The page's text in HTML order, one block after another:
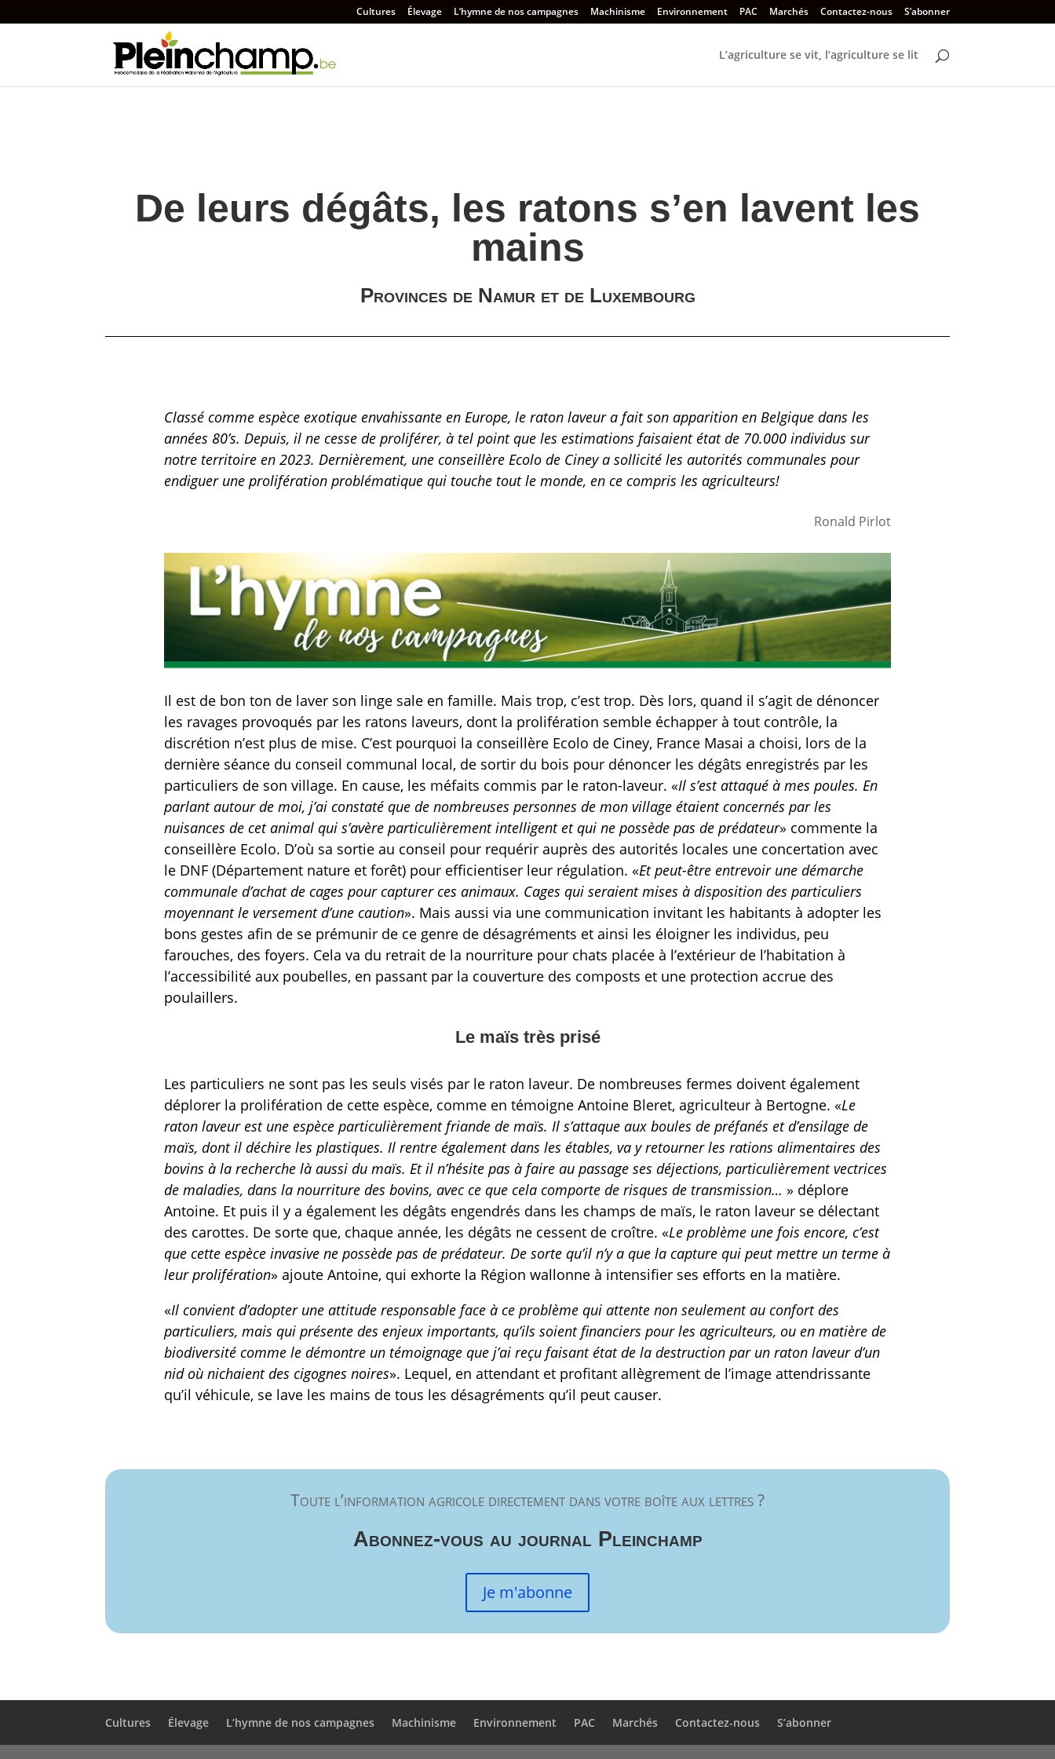
Cultures Élevage L’hymne de nos campagnes Machinisme Environnement PAC Marchés Contactez-nous S’abonner
L’agriculture se vit, l’agriculture se lit
De leurs dégâts, les ratons s’en lavent les
mains
Provinces de Namur et de Luxembourg
Classé comme espèce exotique envahissante en Europe, le raton laveur a fait son apparition en Belgique dans les
années 80’s. Depuis, il ne cesse de proliférer, à tel point que les estimations faisaient état de 70.000 individus sur
notre territoire en 2023. Dernièrement, une conseillère Ecolo de Ciney a sollicité les autorités communales pour
endiguer une prolifération problématique qui touche tout le monde, en ce compris les agriculteurs!
Ronald Pirlot
Il est de bon ton de laver son linge sale en famille. Mais trop, c’est trop. Dès lors, quand il s’agit de dénoncer
les ravages provoqués par les ratons laveurs, dont la prolifération semble échapper à tout contrôle, la
discrétion n’est plus de mise. C’est pourquoi la conseillère Ecolo de Ciney, France Masai a choisi, lors de la
dernière séance du conseil communal local, de sortir du bois pour dénoncer les dégâts enregistrés par les
particuliers de son village. En cause, les méfaits commis par le raton-laveur. «Il s’est attaqué à mes poules. En
parlant autour de moi, j’ai constaté que de nombreuses personnes de mon village étaient concernés par les
nuisances de cet animal qui s’avère particulièrement intelligent et qui ne possède pas de prédateur» commente la
conseillère Ecolo. D’où sa sortie au conseil pour requérir auprès des autorités locales une concertation avec
le DNF (Département nature et forêt) pour efficientiser leur régulation. «Et peut-être entrevoir une démarche
communale d’achat de cages pour capturer ces animaux. Cages qui seraient mises à disposition des particuliers
moyennant le versement d’une caution». Mais aussi via une communication invitant les habitants à adopter les
bons gestes afin de se prémunir de ce genre de désagréments et ainsi les éloigner les individus, peu
farouches, des foyers. Cela va du retrait de la nourriture pour chats placée à l’extérieur de l’habitation à
l’accessibilité aux poubelles, en passant par la couverture des composts et une protection accrue des
poulaillers.
Le maïs très prisé
Les particuliers ne sont pas les seuls visés par le raton laveur. De nombreuses fermes doivent également
déplorer la prolifération de cette espèce, comme en témoigne Antoine Bleret, agriculteur à Bertogne. «Le
raton laveur est une espèce particulièrement friande de maïs. Il s’attaque aux boules de préfanés et d’ensilage de
maïs, dont il déchire les plastiques. Il rentre également dans les étables, va y retourner les rations alimentaires des
bovins à la recherche là aussi du maïs. Et il n’hésite pas à faire au passage ses déjections, particulièrement vectrices
de maladies, dans la nourriture des bovins, avec ce que cela comporte de risques de transmission… » déplore
Antoine. Et puis il y a également les dégâts engendrés dans les champs de maïs, le raton laveur se délectant
des carottes. De sorte que, chaque année, les dégâts ne cessent de croître. «Le problème une fois encore, c’est
que cette espèce invasive ne possède pas de prédateur. De sorte qu’il n’y a que la capture qui peut mettre un terme à
leur prolifération» ajoute Antoine, qui exhorte la Région wallonne à intensifier ses efforts en la matière.
«Il convient d’adopter une attitude responsable face à ce problème qui attente non seulement au confort des
particuliers, mais qui présente des enjeux importants, qu’ils soient financiers pour les agriculteurs, ou en matière de
biodiversité comme le démontre un témoignage que j’ai reçu faisant état de la destruction par un raton laveur d’un
nid où nichaient des cigognes noires». Lequel, en attendant et profitant allègrement de l’image attendrissante
qu’il véhicule, se lave les mains de tous les désagréments qu’il peut causer.
Toute l’information agricole directement dans votre boîte aux lettres ?
Abonnez-vous au journal Pleinchamp
Je m'abonne
Cultures Élevage L’hymne de nos campagnes Machinisme Environnement PAC Marchés Contactez-nous S’abonner